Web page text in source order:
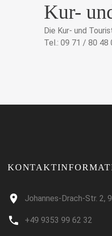
Kur-
Die Kur- und
Tel.: 09 71 / 80 48
Johannes-Drach-Str. 2,
+49 9353 99 62 32